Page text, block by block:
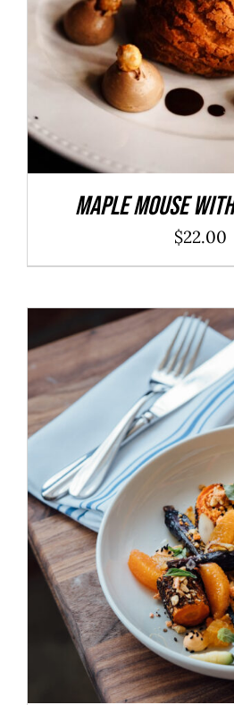
Maple Mouse
$22.00
ADD TO CART /